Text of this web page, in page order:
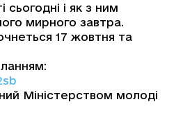
сьогодні і як з ним
мирного завтра.
17 жовтня та
Міністерством молоді